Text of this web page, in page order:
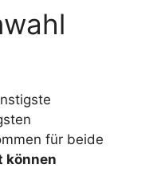
für beide
können